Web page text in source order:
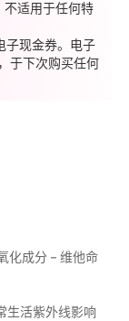
不适用于任何特
子现金券。电子
于下次购买任何
成分 – 维他命
生活紫外线影响